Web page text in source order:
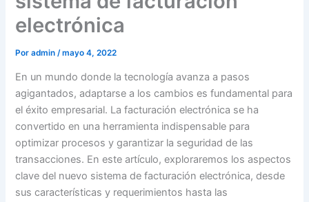
electrónica
Poradmin /mayo 4, 2022
En un mundo donde la tecnología avanza a pasos
agigantados, adaptarse a los cambios es fundamental para
el éxito empresarial. La facturación electrónica se ha
convertido en una herramienta indispensable para
optimizar procesos y garantizar la seguridad de las
transacciones. En este artículo, exploraremos los aspectos
clave del nuevo sistema de facturación electrónica, desde
sus características y requerimientos hasta las